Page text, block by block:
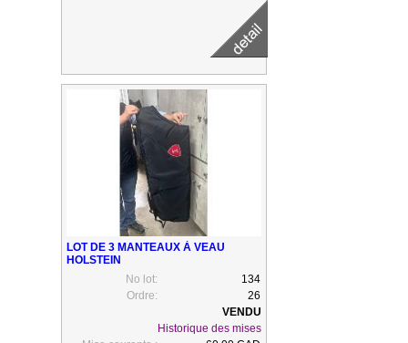
LOT DE 3 MANTEAUX À VEAU
HOLSTEIN
No lot:
134
Ordre:
26
Historique des mises